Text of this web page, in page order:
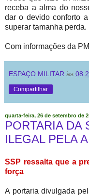
receba a alma do
dar o devido conforto
superar tamanha perda.
Com informações da
ESPAÇO MILITAR às
Compartilhar
quarta-feira, 26 de setembro de
PORTARIA DA
ILEGAL PELA
SSP ressalta que a
força
A portaria divulgada